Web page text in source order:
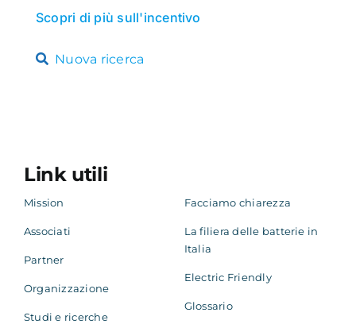
Scopri di più sull'incentivo
Nuova ricerca
Link utili
Mission
Associati
Partner
Organizzazione
Studi e ricerche
Facciamo chiarezza
La filiera delle batterie in
Italia
Electric Friendly
Glossario